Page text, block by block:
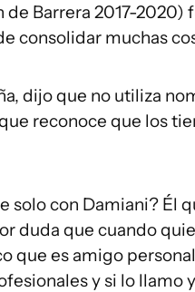
Barrera 2017-2020)
consolidar muchas
dijo que no utiliza
reconoce que los
solo con Damiani? Él
duda que cuando
que es amigo
y si lo llamo